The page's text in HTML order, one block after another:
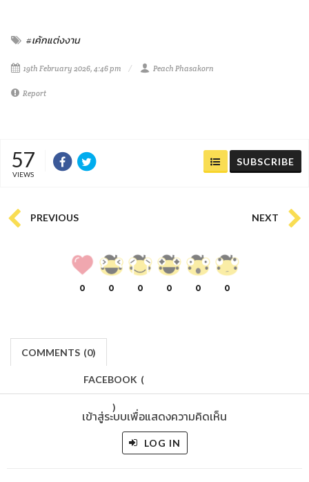
#เค้กแต่งงาน
19th February 2026, 4:46 pm Peach Phasakorn
Report
57
VIEWS
SUBSCRIBE
PREVIOUS NEXT
0 0 0 0 0 0
COMMENTS (0)
FACEBOOK (
)
เข้าสู่ระบบเพื่อแสดงความคิดเห็น
LOG IN